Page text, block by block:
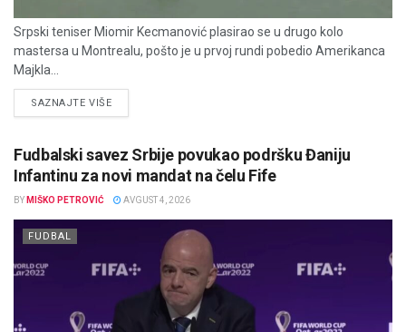
Srpski teniser Miomir Kecmanović plasirao se u drugo kolo
mastersa u Montrealu, pošto je u prvoj rundi pobedio Amerikanca
Majkla...
SAZNAJTE VIŠEDETAILS
Fudbalski savez Srbije povukao podršku Đaniju
Infantinu za novi mandat na čelu Fife
BY MIŠKO PETROVIĆ AVGUST 4, 2026
FUDBAL